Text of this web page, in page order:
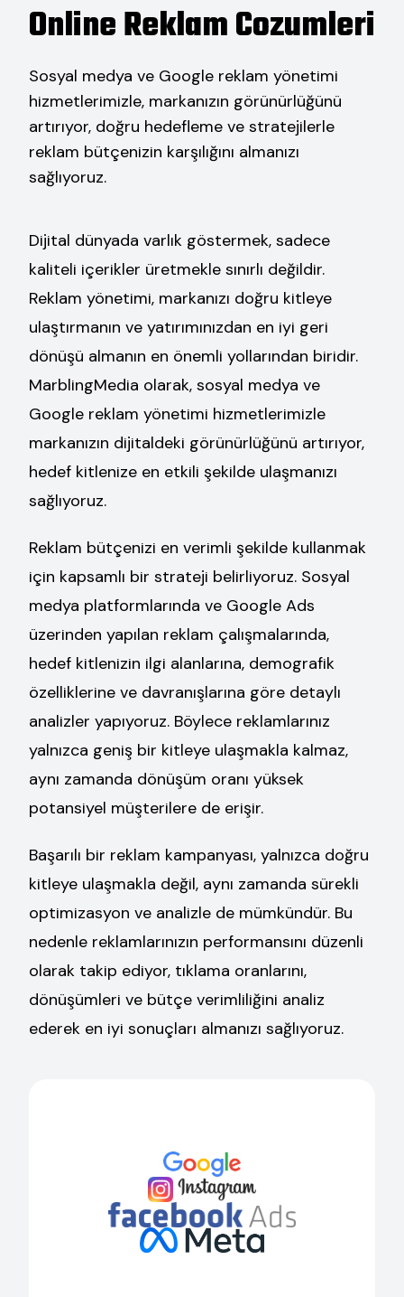
Online Reklam Cozumleri
Sosyal medya ve Google reklam yönetimi
hizmetlerimizle, markanızın görünürlüğünü
artırıyor, doğru hedefleme ve stratejilerle
reklam bütçenizin karşılığını almanızı
sağlıyoruz.
Dijital dünyada varlık göstermek, sadece
kaliteli içerikler üretmekle sınırlı değildir.
Reklam yönetimi, markanızı doğru kitleye
ulaştırmanın ve yatırımınızdan en iyi geri
dönüşü almanın en önemli yollarından biridir.
MarblingMedia olarak, sosyal medya ve
Google reklam yönetimi hizmetlerimizle
markanızın dijitaldeki görünürlüğünü artırıyor,
hedef kitlenize en etkili şekilde ulaşmanızı
sağlıyoruz.
Reklam bütçenizi en verimli şekilde kullanmak
için kapsamlı bir strateji belirliyoruz. Sosyal
medya platformlarında ve Google Ads
üzerinden yapılan reklam çalışmalarında,
hedef kitlenizin ilgi alanlarına, demografik
özelliklerine ve davranışlarına göre detaylı
analizler yapıyoruz. Böylece reklamlarınız
yalnızca geniş bir kitleye ulaşmakla kalmaz,
aynı zamanda dönüşüm oranı yüksek
potansiyel müşterilere de erişir.
Başarılı bir reklam kampanyası, yalnızca doğru
kitleye ulaşmakla değil, aynı zamanda sürekli
optimizasyon ve analizle de mümkündür. Bu
nedenle reklamlarınızın performansını düzenli
olarak takip ediyor, tıklama oranlarını,
dönüşümleri ve bütçe verimliliğini analiz
ederek en iyi sonuçları almanızı sağlıyoruz.